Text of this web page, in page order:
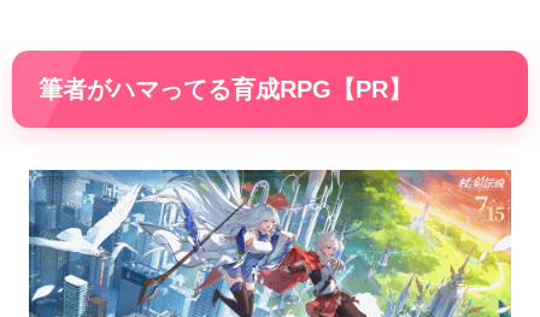
筆者がハマってる育成RPG【PR】